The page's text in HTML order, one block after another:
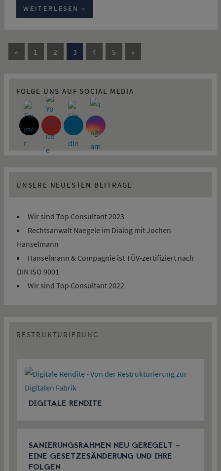
WEITERLESEN
Beitragsnavigation
«Vorherige
1 2 3 4 5
Nächste
»
FOLGE UNS AUF SOCIAL MEDIA
UNSERE NEUESTEN BEITRÄGE
Wir sind Top Consultant 2023
Rechtsanwalt Naegele im Dialog mit Jochen
Hanselmann
Hanselmann & Compagnie ist TÜV-zertifiziert nach
DIN ISO 9001
Wir sind Top Consultant 2022
RESTRUKTURIERUNG
DIGITALE RENDITE
SANIERUNGSRAHMEN NEU GEREGELT –
EINE GESETZESÄNDERUNG UND IHRE
FOLGEN